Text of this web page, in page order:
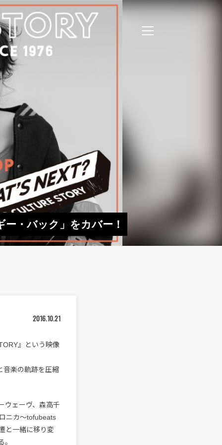
・バック」をカバー！
2016.10.21
』という映像
音楽の軌跡を圧縮
ウェーヴ、森高千
ニカ〜tofubeats
と一緒に移り変